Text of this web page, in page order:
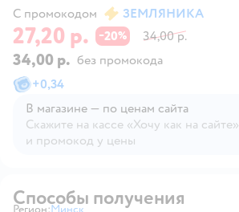
С промокодом ЗЕМЛЯНИКА
27,20 р. −20% 34,00 р.
34,00 р. без промокода
+0,34
В магазине — по ценам сайта
Скажите на кассе «Хочу как на сайте»
и промокод у цены
Способы получения
Регион:Минск